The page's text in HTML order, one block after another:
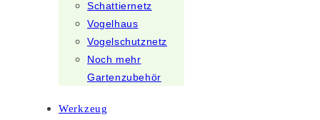
Schattiernetz
Vogelhaus
Vogelschutznetz
Noch mehr
Gartenzubehör
Werkzeug